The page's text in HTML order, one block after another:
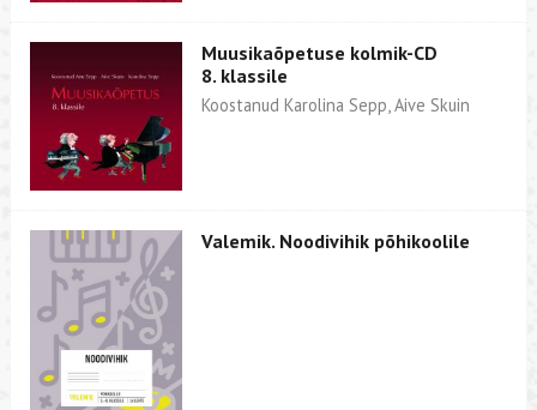
Muusikaõpetuse kolmik-CD
8. klassile
Koostanud Karolina Sepp, Aive Skuin
Valemik. Noodivihik põhikoolile